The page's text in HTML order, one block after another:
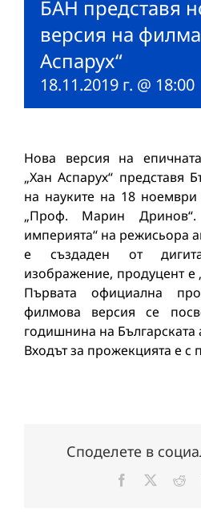
БАН представя
версия на
Аспарух“
18.11.2019 г. @ 18:00
Нова версия на
„Хан Аспарух“ представя
на науките на 18
„Проф. Марин
империята“ на режисьора
е създаден от
изображение, продуцент е
Първата официална
филмова версия се
годишнина на Българската
Входът за прожекцията е с
Споделете в
Facebook